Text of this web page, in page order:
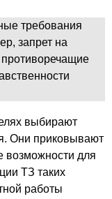
требования
запрет на
выбирают
Они приковывают
для
ТЗ таких
работы